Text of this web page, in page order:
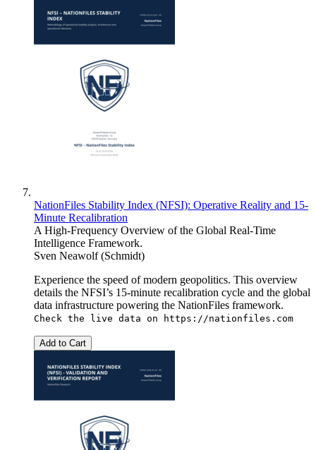
NationFiles Stability Index (NFSI): Operative Reality and 15-
Minute Recalibration
A High-Frequency Overview of the Global Real-Time
Intelligence Framework.
Sven Neawolf (Schmidt)
Experience the speed of modern geopolitics. This overview
details the NFSI’s 15-minute recalibration cycle and the global
data infrastructure powering the NationFiles framework.
Check the live data on https://nationfiles.com
Add to Cart